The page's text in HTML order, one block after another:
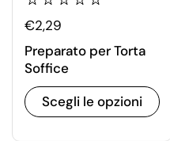
€2,29
Preparato per Torta
Soffice
Scegli le opzioni